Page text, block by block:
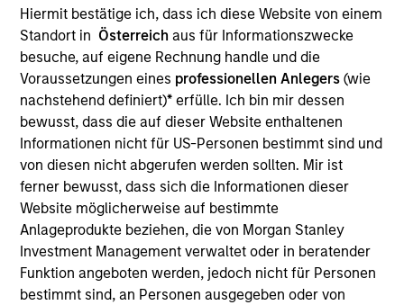
Hiermit bestätige ich, dass ich diese Website von einem
Standort in Österreich aus für Informationszwecke
besuche, auf eigene Rechnung handle und die
Voraussetzungen eines professionellen Anlegers(wie
nachstehend definiert)* erfülle. Ich bin mir dessen
bewusst, dass die auf dieser Website enthaltenen
Informationen nicht für US-Personen bestimmt sind und
von diesen nicht abgerufen werden sollten. Mir ist
ferner bewusst, dass sich die Informationen dieser
Website möglicherweise auf bestimmte
Anlageprodukte beziehen, die von Morgan Stanley
Investment Management verwaltet oder in beratender
Funktion angeboten werden, jedoch nicht für Personen
bestimmt sind, an Personen ausgegeben oder von
markets. Each edition gives you ideas and
insights that show you how to navigate the
current investment environment.
The BEAT™ Quarterly Webinar –
July 2026
22-JUL-2026
Watch the quarterly webinar to hear our
investment team discuss why higher yields,
market dispersion and active fixed income
selection may create compelling opportunities